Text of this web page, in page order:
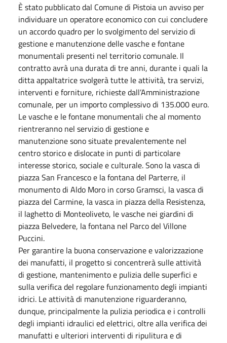
È stato pubblicato dal Comune di Pistoia un avviso per
individuare un operatore economico con cui concludere
un accordo quadro per lo svolgimento del servizio di
gestione e manutenzione delle vasche e fontane
monumentali presenti nel territorio comunale. Il
contratto avrà una durata di tre anni, durante i quali la
ditta appaltatrice svolgerà tutte le attività, tra servizi,
interventi e forniture, richieste dall’Amministrazione
comunale, per un importo complessivo di 135.000 euro.
Le vasche e le fontane monumentali che al momento
rientreranno nel servizio di gestione e
manutenzione sono situate prevalentemente nel
centro storico e dislocate in punti di particolare
interesse storico, sociale e culturale. Sono la vasca di
piazza San Francesco e la fontana del Parterre, il
monumento di Aldo Moro in corso Gramsci, la vasca di
piazza del Carmine, la vasca in piazza della Resistenza,
il laghetto di Monteoliveto, le vasche nei giardini di
piazza Belvedere, la fontana nel Parco del Villone
Puccini.
Per garantire la buona conservazione e valorizzazione
dei manufatti, il progetto si concentrerà sulle attività
di gestione, mantenimento e pulizia delle superfici e
sulla verifica del regolare funzionamento degli impianti
idrici. Le attività di manutenzione riguarderanno,
dunque, principalmente la pulizia periodica e i controlli
degli impianti idraulici ed elettrici, oltre alla verifica dei
manufatti e ulteriori interventi di ripulitura e di